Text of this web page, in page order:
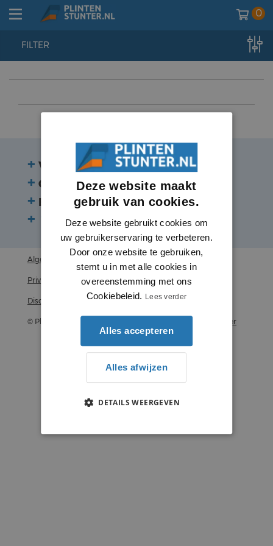
0
home //
FILTER
Veelgestelde vragen
Contact
Beoordelingen
Volg ons:
Algemene voorwaarden
Privacy statement
Disclaimer
© Plintenstunter 2026 Profielenstunter
Deze website maakt
gebruik van cookies.
Deze website gebruikt cookies om
uw gebruikerservaring te verbeteren.
Door onze website te gebruiken,
stemt u in met alle cookies in
overeenstemming met ons
Cookiebeleid. Lees verder
Alles accepteren
Alles afwijzen
DETAILS WEERGEVEN